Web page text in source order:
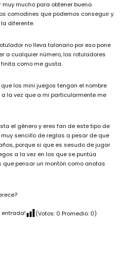
mucho para obtener buena
comodines que podemos conseguir y
diferente.
no lleva talonario por eso pone
a cualquier número, los rotuladores
como me gusta.
los mini juegos tengan el nombre
la vez que a mi particularmente me
el género y eres fan de este tipo de
sencillo de reglas a pesar de que
porque si que es sesudo de jugar
a la vez en los que se puntúa
pensar un montón como anotas
entrada! (Votos: 0 Promedio: 0)